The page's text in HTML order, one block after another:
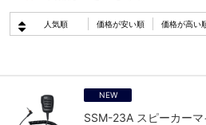
人気順 価格が安い順 価格が高い
NEW
SSM-23A スピーカー